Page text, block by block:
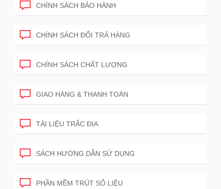
CHÍNH SÁCH BẢO HÀNH
CHÍNH SÁCH ĐỔI TRẢ HÀNG
CHÍNH SÁCH CHẤT LƯỢNG
GIAO HÀNG & THANH TOÁN
TÀI LIỆU TRẮC ĐỊA
SÁCH HƯỚNG DẪN SỬ DỤNG
PHẦN MỀM TRÚT SỐ LIỆU